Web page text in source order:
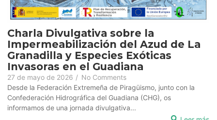
Charla Divulgativa sobre la
Impermeabilización del Azud de La
Granadilla y Especies Exóticas
Invasoras en el Guadiana
27 de mayo de 2026 / No Comments
Desde la Federación Extremeña de Piragüismo, junto con la
Confederación Hidrográfica del Guadiana (CHG), os
informamos de una jornada divulgativa...